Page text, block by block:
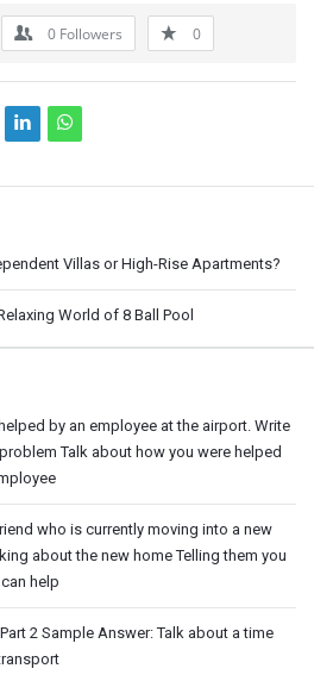
0 Followers 0
Villas or High-Rise Apartments?
World of 8 Ball Pool
by an employee at the airport. Write
Talk about how you were helped
who is currently moving into a new
about the new home Telling them you
help
2 Sample Answer: Talk about a time